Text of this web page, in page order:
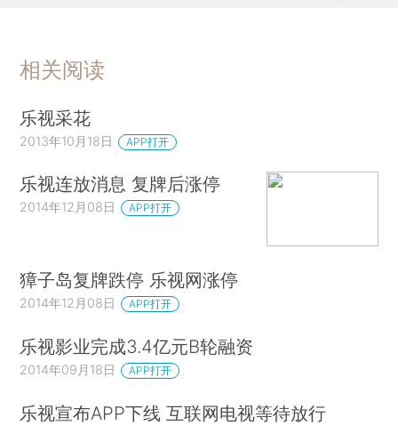
相关阅读
乐视采花
2013年10月18日 APP打开
乐视连放消息 复牌后涨停
2014年12月08日 APP打开
獐子岛复牌跌停 乐视网涨停
2014年12月08日 APP打开
乐视影业完成3.4亿元B轮融资
2014年09月18日 APP打开
乐视宣布APP下线 互联网电视等待放行